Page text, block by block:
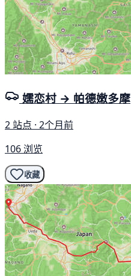
嬬恋村 → 帕德嫩多摩
2 站点 · 2个月前
106 浏览
收藏